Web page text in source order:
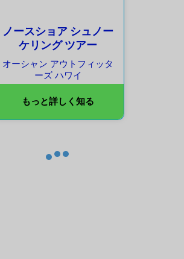
ノースショア シュノー
ケリング ツアー
オーシャン アウトフィッタ
ーズ ハワイ
もっと詳しく知る